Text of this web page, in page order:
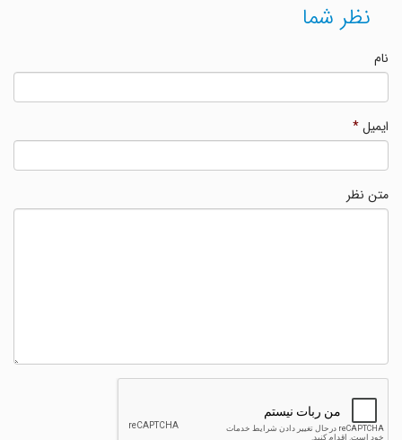
نظر شما
ایمیل*
متن نظر